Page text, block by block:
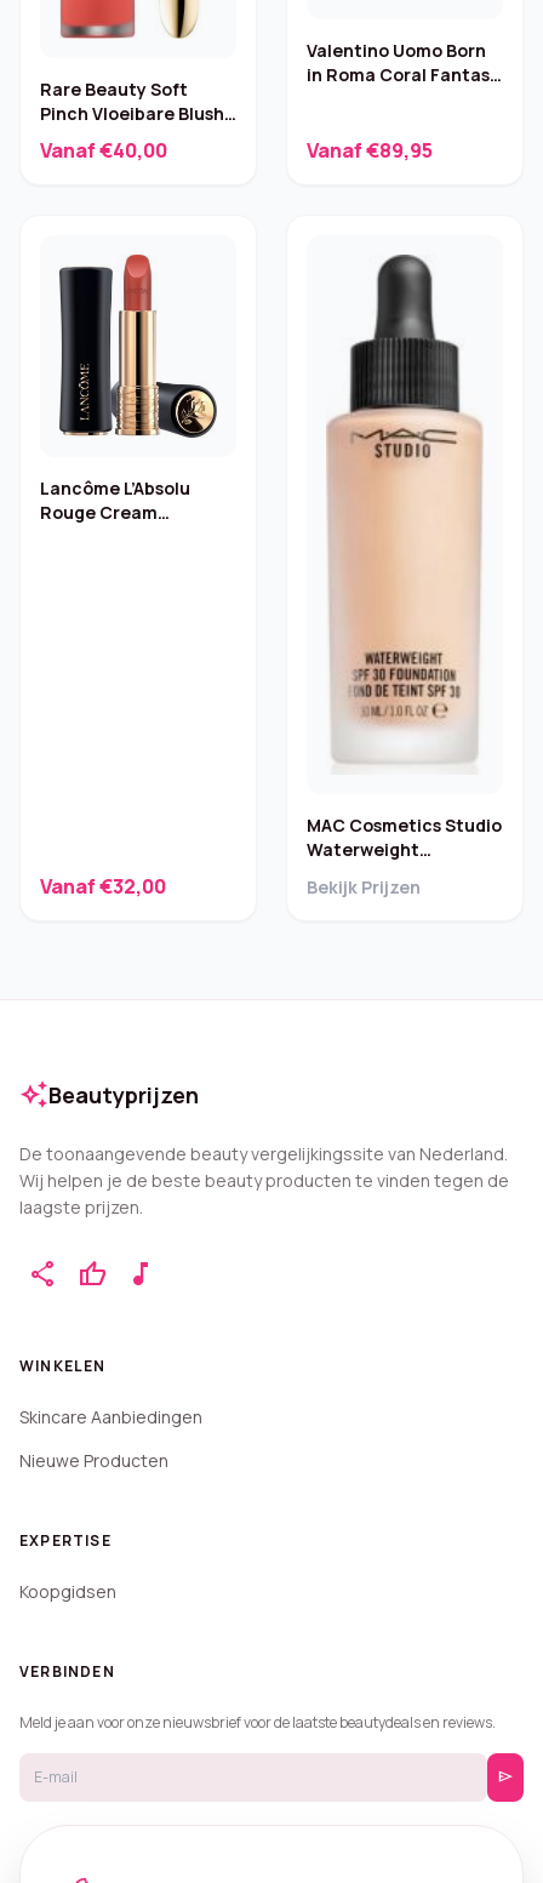
Rare Beauty Soft
Pinch Vloeibare Blush
– Joy
Vanaf €40,00
Valentino Uomo Born
in Roma Coral Fantasy
Vanaf €89,95
Lancôme L’Absolu
Rouge Cream
Vanaf €32,00
MAC Cosmetics Studio
Waterweight
NW15
Bekijk Prijzen
auto_awesomeBeautyprijzen
De toonaangevende beauty vergelijkingssite van Nederland.
Wij helpen je de beste beauty producten te vinden tegen de
laagste prijzen.
share thumb_up music_note
WINKELEN
Skincare Aanbiedingen
Nieuwe Producten
EXPERTISE
Koopgidsen
VERBINDEN
Meld je aan voor onze nieuwsbrief voor de laatste beautydeals en reviews.
send